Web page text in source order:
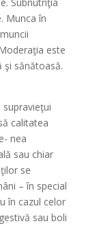
Munca în
este
şi sănătoasă.
calitatea
nea
sau chiar
se
– în special
în cazul celor
sau boli